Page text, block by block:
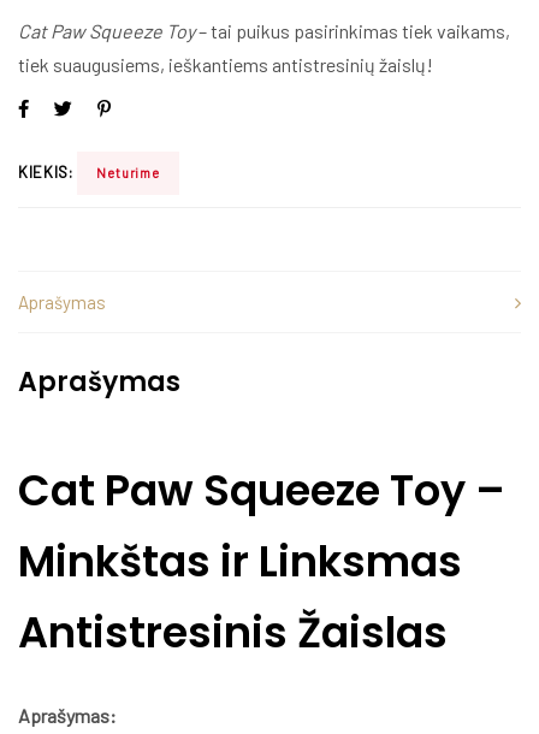
Cat Paw Squeeze Toy– tai puikus pasirinkimas tiek vaikams,
tiek suaugusiems, ieškantiems antistresinių žaislų!
KIEKIS: Neturime
Aprašymas
Aprašymas
Cat Paw Squeeze Toy –
Minkštas ir Linksmas
Antistresinis Žaislas
Aprašymas: